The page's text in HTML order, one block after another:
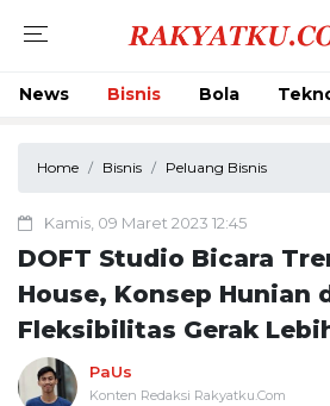
News Bisnis Bola
Home Bisnis Peluang Bisnis
Kamis, 09 Maret 2023 12:45
DOFT Studio Bicara
House, Konsep Hunian
Fleksibilitas Gerak
PaUs
Konten Redaksi Rakyatku.Com